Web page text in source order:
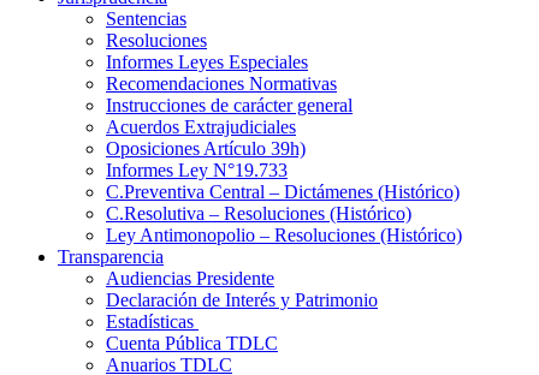
Sentencias
Resoluciones
Informes Leyes Especiales
Recomendaciones Normativas
Instrucciones de carácter general
Acuerdos Extrajudiciales
Oposiciones Artículo 39h)
Informes Ley N°19.733
C.Preventiva Central – Dictámenes (Histórico)
C.Resolutiva – Resoluciones (Histórico)
Ley Antimonopolio – Resoluciones (Histórico)
Transparencia
Audiencias Presidente
Declaración de Interés y Patrimonio
Estadísticas
Cuenta Pública TDLC
Anuarios TDLC